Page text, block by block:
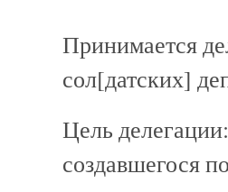
Принимается
сол[датских]
Цель
создавшегося